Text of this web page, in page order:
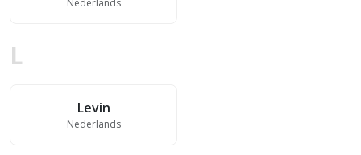
Nederlands
L
Levin
Nederlands